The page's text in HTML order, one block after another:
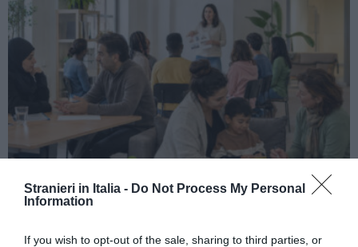
Stranieri in Italia - Do Not Process My Personal
Information
If you wish to opt-out of the sale, sharing to third parties, or
ATTUALITÀ
prima della decisione finale